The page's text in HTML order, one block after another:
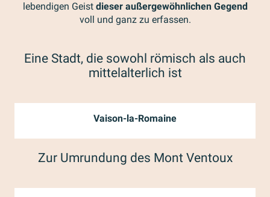
lebendigen Geist dieser außergewöhnlichen Gegend
voll und ganz zu erfassen.
Eine Stadt, die sowohl römisch als auch
mittelalterlich ist
Vaison-la-Romaine
Zur Umrundung des Mont Ventoux